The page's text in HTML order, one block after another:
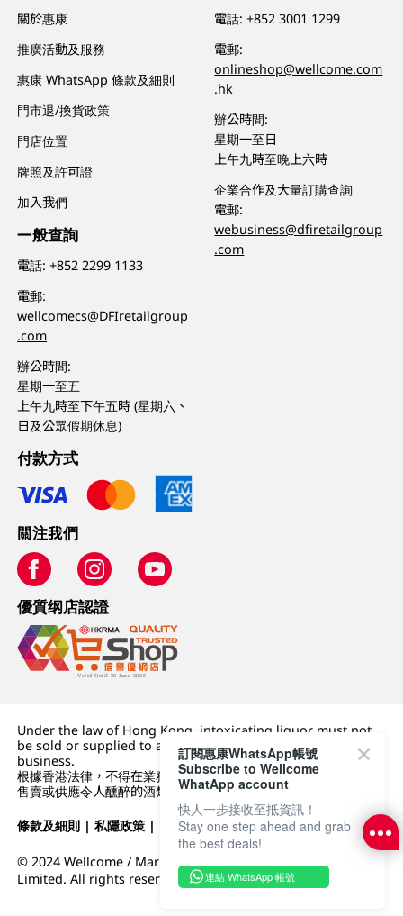
關於惠康
推廣活動及服務
惠康 WhatsApp 條款及細則
門市退/換貨政策
門店位置
牌照及許可證
加入我們
一般查詢
電話:+852 2299 1133
電郵:
wellcomecs@DFIretailgroup
.com
辦公時間:
星期一至五
上午九時至下午五時 (星期六、
日及公眾假期休息)
電話:+852 3001 1299
電郵:
onlineshop@wellcome.com
.hk
辦公時間:
星期一至日
上午九時至晚上六時
企業合作及大量訂購查詢
電郵:
webusiness@dfiretailgroup
.com
付款方式
關注我們
優質纲店認證
Under the law of Hong Kong, intoxicating liquor must not
be sold or supplied to a minor (under 18) in the course of
business.
根據香港法律，不得在業務過程中，向未成年人 (18 歲以下人士)
售賣或供應令人醺醉的酒類。
條款及細則 |私隱政策 | DFI零售集團
© 2024 Wellcome / Market Place. The Dairy Farm Company
Limited. All rights reserved.
訂閱惠康WhatsApp帳號
Subscribe to Wellcome
WhatApp account
快人一步接收至抵資訊！
Stay one step ahead and grab
the best deals!
連結 WhatsApp 帳號